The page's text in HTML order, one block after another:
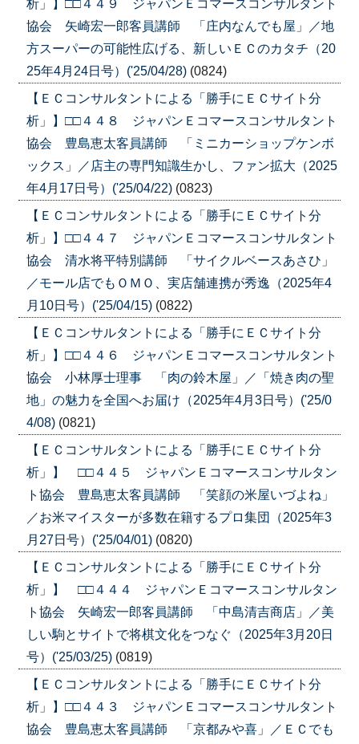
析」】□□４４９ ジャパンＥコマースコンサルタント
協会 矢崎宏一郎客員講師 「庄内なんでも屋」／地
方スーパーの可能性広げる、新しいＥＣのカタチ（20
25年4月24日号）('25/04/28) (0824)
【ＥＣコンサルタントによる「勝手にＥＣサイト分
析」】□□４４８ ジャパンＥコマースコンサルタント
協会 豊島恵太客員講師 「ミニカーショップケンボ
ックス」／店主の専門知識生かし、ファン拡大（2025
年4月17日号）('25/04/22) (0823)
【ＥＣコンサルタントによる「勝手にＥＣサイト分
析」】□□４４７ ジャパンＥコマースコンサルタント
協会 清水将平特別講師 「サイクルベースあさひ」
／モール店でもＯＭＯ、実店舗連携が秀逸（2025年4
月10日号）('25/04/15) (0822)
【ＥＣコンサルタントによる「勝手にＥＣサイト分
析」】□□４４６ ジャパンＥコマースコンサルタント
協会 小林厚士理事 「肉の鈴木屋」／「焼き肉の聖
地」の魅力を全国へお届け（2025年4月3日号）('25/0
4/08) (0821)
【ＥＣコンサルタントによる「勝手にＥＣサイト分
析」】 □□４４５ ジャパンＥコマースコンサルタン
ト協会 豊島恵太客員講師 「笑顔の米屋いづよね」
／お米マイスターが多数在籍するプロ集団（2025年3
月27日号）('25/04/01) (0820)
【ＥＣコンサルタントによる「勝手にＥＣサイト分
析」】 □□４４４ ジャパンＥコマースコンサルタン
ト協会 矢崎宏一郎客員講師 「中島清吉商店」／美
しい駒とサイトで将棋文化をつなぐ（2025年3月20日
号）('25/03/25) (0819)
【ＥＣコンサルタントによる「勝手にＥＣサイト分
析」】□□４４３ ジャパンＥコマースコンサルタント
協会 豊島恵太客員講師 「京都みや喜」／ＥＣでも